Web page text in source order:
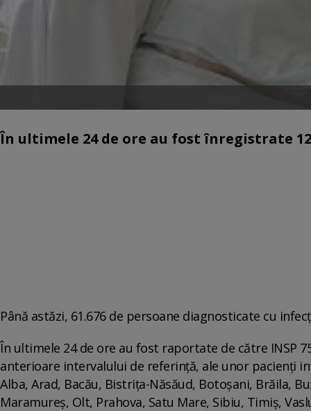
În ultimele 24 de ore au fost înregistrate
Până astăzi, 61.676 de persoane diagnosticate cu
În ultimele 24 de ore au fost raportate de către INSP
anterioare intervalului de referință, ale unor pacienți
Alba, Arad, Bacău, Bistrița-Năsăud, Botoșani, Brăila,
Maramureş, Olt, Prahova, Satu Mare, Sibiu, Timiș,